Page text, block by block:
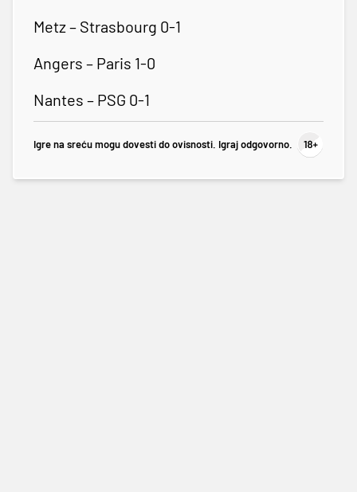
Metz – Strasbourg 0-1
Angers – Paris 1-0
Nantes – PSG 0-1
Igre na sreću mogu dovesti do ovisnosti. Igraj odgovorno.